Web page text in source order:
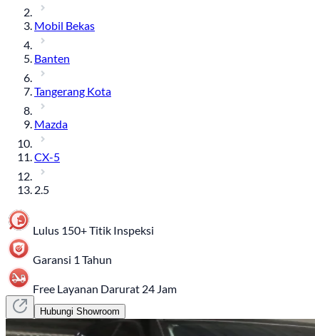
Mobil Bekas
Banten
Tangerang Kota
Mazda
CX-5
2.5
Lulus 150+ Titik Inspeksi
Garansi 1 Tahun
Free Layanan Darurat 24 Jam
Hubungi Showroom